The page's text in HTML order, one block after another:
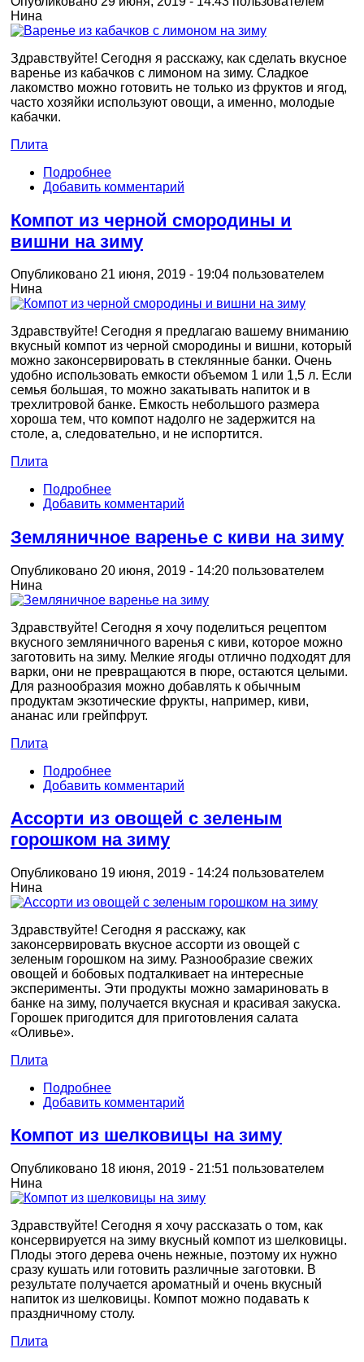
Нина
Здравствуйте! Сегодня я расскажу, как сделать вкусное
варенье из кабачков с лимоном на зиму. Сладкое
лакомство можно готовить не только из фруктов и ягод,
часто хозяйки используют овощи, а именно, молодые
кабачки.
Плита
Подробнее
Добавить комментарий
Компот из черной смородины и
вишни на зиму
Опубликовано 21 июня, 2019 - 19:04 пользователем
Нина
Здравствуйте! Сегодня я предлагаю вашему вниманию
вкусный компот из черной смородины и вишни, который
можно законсервировать в стеклянные банки. Очень
удобно использовать емкости объемом 1 или 1,5 л. Если
семья большая, то можно закатывать напиток и в
трехлитровой банке. Емкость небольшого размера
хороша тем, что компот надолго не задержится на
столе, а, следовательно, и не испортится.
Плита
Подробнее
Добавить комментарий
Земляничное варенье с киви на зиму
Опубликовано 20 июня, 2019 - 14:20 пользователем
Нина
Здравствуйте! Сегодня я хочу поделиться рецептом
вкусного земляничного варенья с киви, которое можно
заготовить на зиму. Мелкие ягоды отлично подходят для
варки, они не превращаются в пюре, остаются целыми.
Для разнообразия можно добавлять к обычным
продуктам экзотические фрукты, например, киви,
ананас или грейпфрут.
Плита
Подробнее
Добавить комментарий
Ассорти из овощей с зеленым
горошком на зиму
Опубликовано 19 июня, 2019 - 14:24 пользователем
Нина
Здравствуйте! Сегодня я расскажу, как
законсервировать вкусное ассорти из овощей с
зеленым горошком на зиму. Разнообразие свежих
овощей и бобовых подталкивает на интересные
эксперименты. Эти продукты можно замариновать в
банке на зиму, получается вкусная и красивая закуска.
Горошек пригодится для приготовления салата
«Оливье».
Плита
Подробнее
Добавить комментарий
Компот из шелковицы на зиму
Опубликовано 18 июня, 2019 - 21:51 пользователем
Нина
Здравствуйте! Сегодня я хочу рассказать о том, как
консервируется на зиму вкусный компот из шелковицы.
Плоды этого дерева очень нежные, поэтому их нужно
сразу кушать или готовить различные заготовки. В
результате получается ароматный и очень вкусный
напиток из шелковицы. Компот можно подавать к
праздничному столу.
Плита